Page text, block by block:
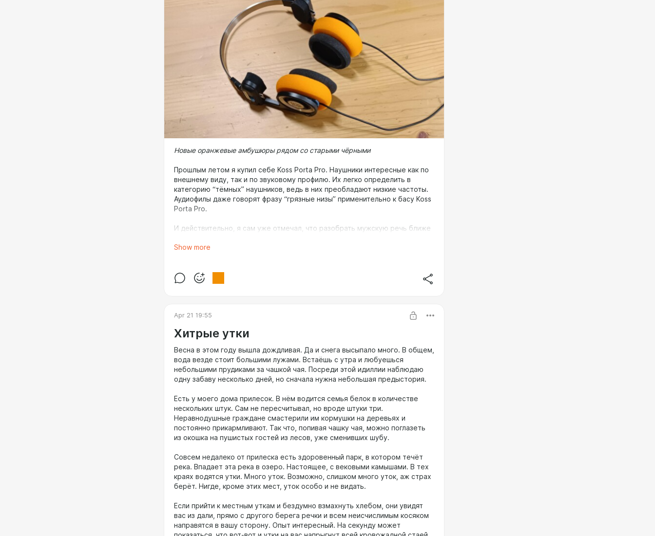
Новые оранжевые амбушюры рядом со старыми чёрными
Прошлым летом я купил себе Koss Porta Pro. Наушники интересные как по
внешнему виду, так и по звуковому профилю. Их легко определить в
категорию “тёмных” наушников, ведь в них преобладают низкие частоты.
Аудиофилы даже говорят фразу “грязные низы” применительно к басу Koss
Porta Pro.
И действительно, я сам уже отмечал, что разобрать мужскую речь ближе
программного EQ, но этот метод не подходит для устройств без
улучшают качество звука Porta Pro. Для внешнего наблюдателя, не
поролоновая губка может улучшить звук?
Если посмотреть на амбушюры типа Yaxi и оригинальные от Porta Pro,
видно: тюнинговые амбушюры значительно больше по всем параметрам, в
особенности – по толщине. В ней и кроется весь секрет. Ушам с ними
банально мягче и приятнее, ушная раковина не соприкасается с корпусом
Show more
Apr 21 19:55
Хитрые утки
Весна в этом году вышла дождливая. Да и снега высыпало много. В общем,
вода везде стоит большими лужами. Встаёшь с утра и любуешься
небольшими прудиками за чашкой чая. Посреди этой идиллии наблюдаю
одну забаву несколько дней, но сначала нужна небольшая предыстория.
Есть у моего дома прилесок. В нём водится семья белок в количестве
нескольких штук. Сам не пересчитывал, но вроде штуки три.
Неравнодушные граждане смастерили им кормушки на деревьях и
постоянно прикармливают. Так что, попивая чашку чая, можно поглазеть
из окошка на пушистых гостей из лесов, уже сменивших шубу.
Совсем недалеко от прилеска есть здоровенный парк, в котором течёт
река. Впадает эта река в озеро. Настоящее, с вековыми камышами. В тех
краях водятся утки. Много уток. Возможно, слишком много уток, аж страх
берёт. Нигде, кроме этих мест, уток особо и не видать.
Если прийти к местным уткам и бездумно взмахнуть хлебом, они увидят
вас из дали, прямо с другого берега речки и всем неисчислимым косяком
направятся в вашу сторону. Опыт интересный. На секунду может